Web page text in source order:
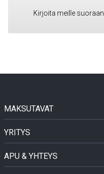
Kirjoita meille suoraan
MAKSUTAVAT
YRITYS
APU & YHTEYS